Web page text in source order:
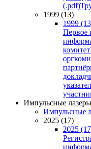
(.pdf)
1999 (13)
1999
Первое
комитет
Импульсные
Импульсные
2025 (17)
2025